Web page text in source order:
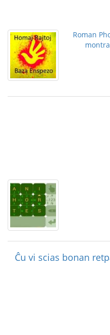
"Roman
Ĉu vi scias bonan